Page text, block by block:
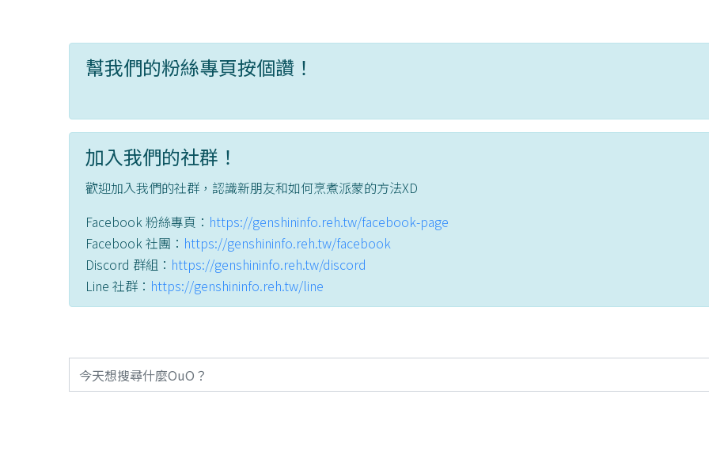
幫我們的粉絲專頁按個讚！
加入我們的社群！
歡迎加入我們的社群，認識新朋友和如何烹煮派蒙的方法XD
Facebook 粉絲專頁： https://genshininfo.reh.tw/facebook-page
Facebook 社團： https://genshininfo.reh.tw/facebook
Discord 群組： https://genshininfo.reh.tw/discord
Line 社群： https://genshininfo.reh.tw/line